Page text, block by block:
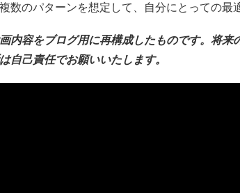
数のパターンを想定して、自分にとっての最
内容をブログ用に再構成したものです。将来
自己責任でお願いいたします。